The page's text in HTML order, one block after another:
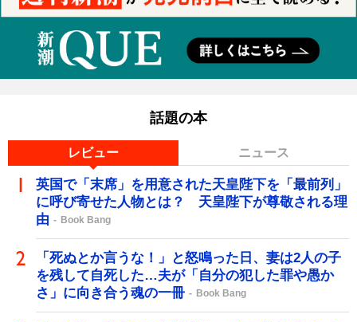
話題の本
レビュー ニュース
英国で「末席」を用意された天皇陛下を「最前列」
に呼び寄せた人物とは？ 天皇陛下が尊敬される理
由
Book Bang
「死ぬとか言うな！」と怒鳴った日、妻は2人の子
を残して自死した…夫が「自分の犯した罪や愚か
さ」に向き合う魂の一冊
Book Bang